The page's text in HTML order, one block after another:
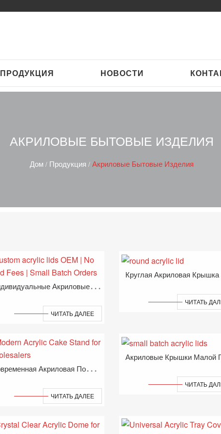
ПРОДУКЦИЯ НОВОСТИ
АКРИЛОВЫЕ БЫТОВЫЕ ИЗДЕЛИЯ
Дом / Продукция / Акриловые Бытовые Изделия
И
Ндивидуальные Акриловые Крышки OEM | Нет Комиссий За Плесень | Заказы На Небольшие Партии
ЧИТАТЬ ДАЛЕЕ
Круглая Акриловая Крышка
ЧИТАТЬ
С
Овременная Акриловая Подставка Для Оптовиков
ЧИТАТЬ ДАЛЕЕ
ЧИТАТЬ